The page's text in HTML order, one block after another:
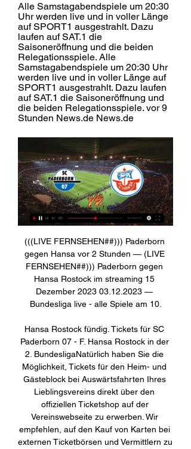
Alle Samstagabendspiele um 20:30
Uhr werden live und in voller Länge
auf SPORT1 ausgestrahlt. Dazu
laufen auf SAT.1 die
Saisoneröffnung und die beiden
Relegationsspiele. Alle
Samstagabendspiele um 20:30 Uhr
werden live und in voller Länge auf
SPORT1 ausgestrahlt. Dazu laufen
auf SAT.1 die Saisoneröffnung und
die beiden Relegationsspiele. vor 9
Stunden News.de News.de
(((LIVE FERNSEHEN##))) Paderborn
gegen Hansa vor 2 Stunden — (LIVE
FERNSEHEN##))) Paderborn gegen
Hansa Rostock im streaming 15
Dezember 2023 03.12.2023 —
Bundesliga live - alle Spiele am 10.
Hansa Rostock fündig. Tickets für SC
Paderborn 07 - F. Hansa Rostock in der
2. BundesligaNatürlich haben Sie die
Möglichkeit, Tickets für den Heim- und
Gästeblock bei Auswärtsfahrten Ihres
Lieblingsvereins direkt über den
offiziellen Ticketshop auf der
Vereinswebseite zu erwerben. Wir
empfehlen, auf den Kauf von Karten bei
externen Ticketbörsen und Vermittlern zu